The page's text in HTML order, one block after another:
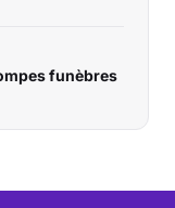
funèbres